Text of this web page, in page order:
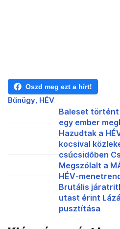
Oszd meg ezt a hírt!
Bűnügy HÉV
Baleset történt
egy ember
Hazudtak a
kocsival
csúcsidőben
Megszólalt a
HÉV-
Brutális
utast érint
pusztítása